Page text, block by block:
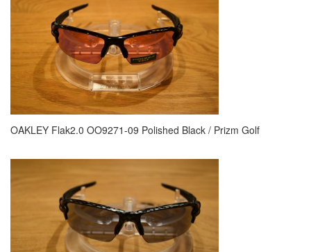
OAKLEY Flak2.0 OO9271-09 Polished Black / Prizm Golf